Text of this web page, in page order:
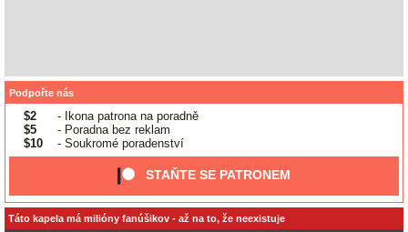
Podpořte nás
$2
- Ikona patrona na poradně
$5
- Poradna bez reklam
$10
- Soukromé poradenství
STAŇTE SE PATRONEM
Táto kapela má milióny fanúšikov - až na to, že neexistuje